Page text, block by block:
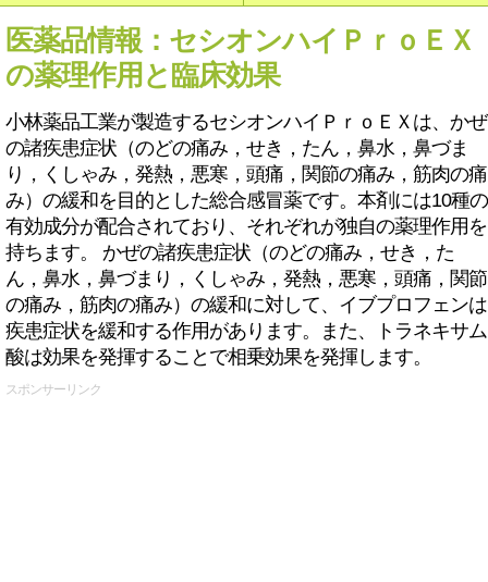
医薬品情報：セシオンハイＰｒｏＥＸ
の薬理作用と臨床効果
小林薬品工業が製造するセシオンハイＰｒｏＥＸは、かぜ
の諸疾患症状（のどの痛み，せき，たん，鼻水，鼻づま
り，くしゃみ，発熱，悪寒，頭痛，関節の痛み，筋肉の痛
み）の緩和を目的とした総合感冒薬です。本剤には10種の
有効成分が配合されており、それぞれが独自の薬理作用を
持ちます。 かぜの諸疾患症状（のどの痛み，せき，た
ん，鼻水，鼻づまり，くしゃみ，発熱，悪寒，頭痛，関節
の痛み，筋肉の痛み）の緩和に対して、イブプロフェンは
疾患症状を緩和する作用があります。また、トラネキサム
酸は効果を発揮することで相乗効果を発揮します。
スポンサーリンク